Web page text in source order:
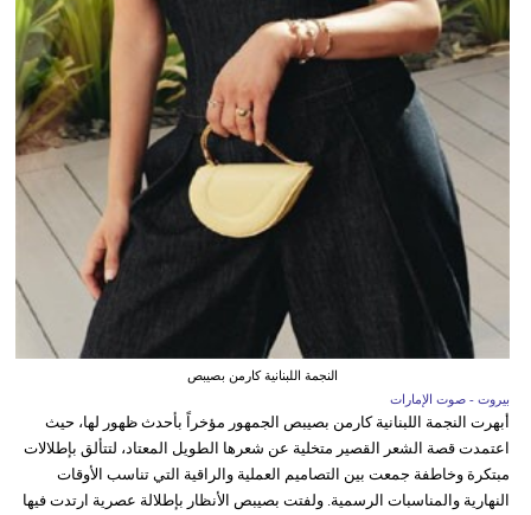
النجمة اللبنانية كارمن بصيبص
بيروت - صوت الإمارات
أبهرت النجمة اللبنانية كارمن بصيبص الجمهور مؤخراً بأحدث ظهور لها، حيث
اعتمدت قصة الشعر القصير متخلية عن شعرها الطويل المعتاد، لتتألق بإطلالات
مبتكرة وخاطفة جمعت بين التصاميم العملية والراقية التي تناسب الأوقات
النهارية والمناسبات الرسمية. ولفتت بصيبص الأنظار بإطلالة عصرية ارتدت فيها